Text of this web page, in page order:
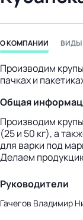
бизнес-центр
О КОМПАНИИ ВИДЫ
Производим
пачках и
Общая
Производим
(25 и 50 кг), а
для варки под
Делаем
Руководители
Гачегов Владимир